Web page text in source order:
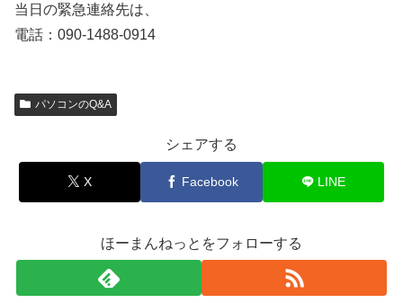
当日の緊急連絡先は、
電話：090-1488-0914
パソコンのQ&A
シェアする
X Facebook LINE
ほーまんねっとをフォローする